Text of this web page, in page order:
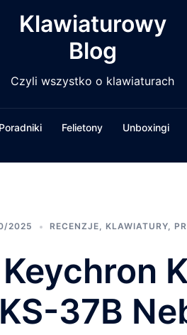
Klawiaturowy
Blog
Czyli wszystko o klawiaturach
Poradniki Felietony
Unboxingi
2025 RECENZJE, KLAWIATURY,
37B